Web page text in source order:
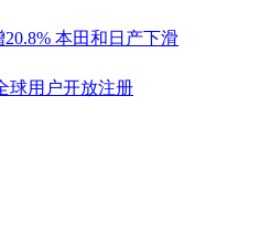
本田和日产下滑
球用户开放注册